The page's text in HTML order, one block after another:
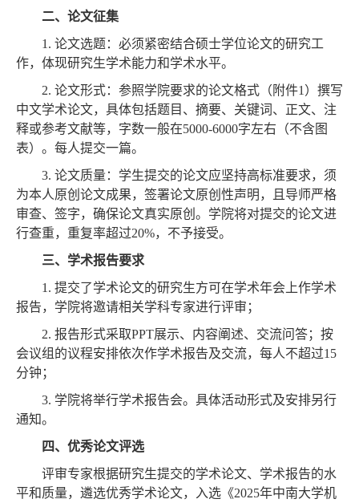
二、论文征集
1. 论文选题：必须紧密结合硕士学位论文的研究工
作，体现研究生学术能力和学术水平。
2. 论文形式：参照学院要求的论文格式（附件1 ）撰写
中文学术论文，具体包括题目、摘要、关键词、正文、注
释或参考文献等，字数一般在5000-6000字左右（不含图
表）。每人提交一篇。
3. 论文质量：学生提交的论文应坚持高标准要求，须
为本人原创论文成果，签署论文原创性声明，且导师严格
审查、签字，确保论文真实原创。学院将对提交的论文进
行查重，重复率超过20%，不予接受。
三、学术报告要求
1. 提交了学术论文的研究生方可在学术年会上作学术
报告，学院将邀请相关学科专家进行评审；
2. 报告形式采取PPT展示、内容阐述、交流问答；按
会议组的议程安排依次作学术报告及交流，每人不超过15
分钟；
3. 学院将举行学术报告会。具体活动形式及安排另行
通知。
四、优秀论文评选
评审专家根据研究生提交的学术论文、学术报告的水
平和质量，遴选优秀学术论文，入选《2025年中南大学机